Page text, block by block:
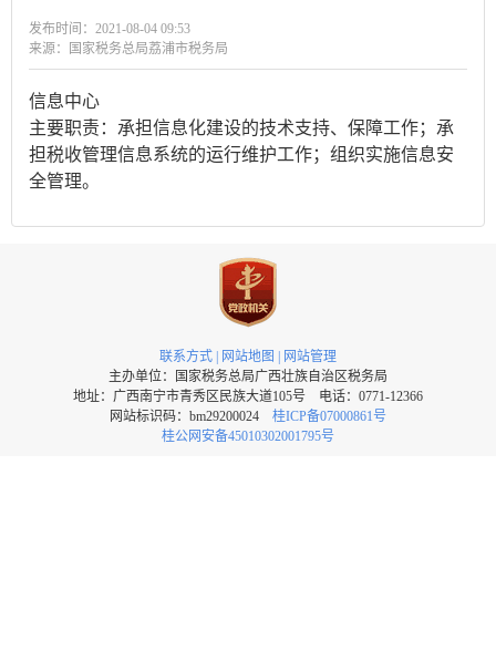
发布时间：2021-08-04 09:53
来源：国家税务总局荔浦市税务局
信息中心
主要职责：承担信息化建设的技术支持、保障工作；承
担税收管理信息系统的运行维护工作；组织实施信息安
全管理。
联系方式 | 网站地图 | 网站管理
主办单位：国家税务总局广西壮族自治区税务局
地址：广西南宁市青秀区民族大道105号 电话：0771-12366
网站标识码：bm29200024 桂ICP备07000861号
桂公网安备45010302001795号